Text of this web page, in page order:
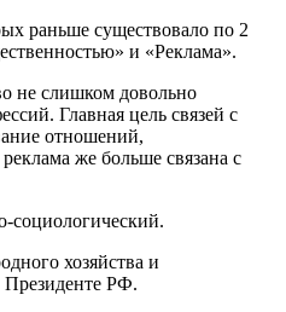
раньше существовало по 2
и «Реклама».
не слишком довольно
Главная цель связей с
отношений,
же больше связана с
социологический.
хозяйства и
Президенте РФ.